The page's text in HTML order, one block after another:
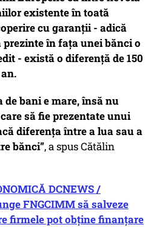
existente în toată
cu garanții - adică
prezinte în fața unei bănci o
- există o diferență de 150
bani e mare, însă nu
să fie prezentate unui
diferența între a lua sau a
bănci”, a spus Cătălin
DCNEWS /
FNGCIMM să salveze
firmele pot obține finanțare